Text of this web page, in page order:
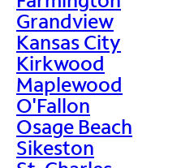
Grandview
Kansas City
Kirkwood
Maplewood
O'Fallon
Osage Beach
Sikeston